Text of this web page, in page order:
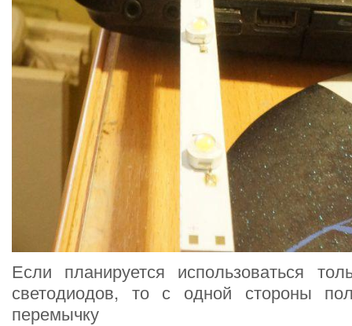
Если планируется использоваться
светодиодов, то с одной стороны
перемычку